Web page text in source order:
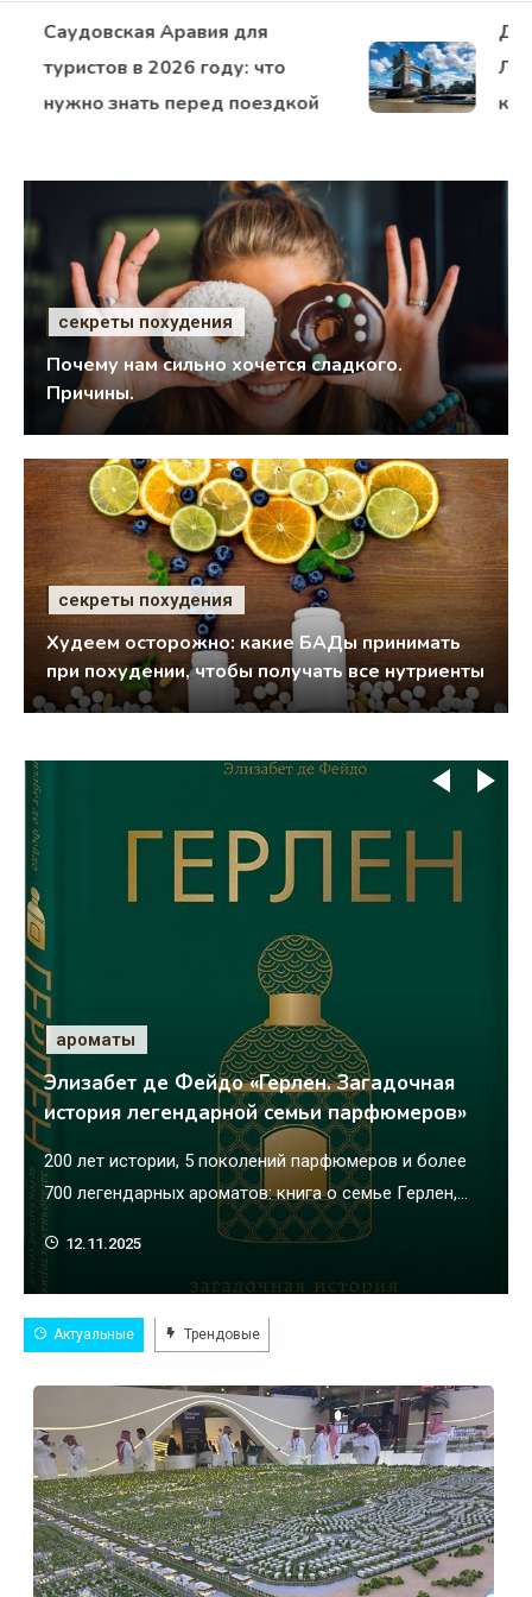
Худеем
Психология
Свадьба
Дом
Жизнь
Хобби
Красота
Недвижимость
Саудовская Аравия для
туристов в 2026 году: что
нужно знать перед поездкой
кто
секреты похудения
Почему нам сильно хочется сладкого.
Причины.
секреты похудения
Худеем осторожно: какие БАДы принимать
при похудении, чтобы получать все нутриенты
ароматы
Элизабет де Фейдо «Герлен. Загадочная
история легендарной семьи парфюмеров»
200 лет истории, 5 поколений парфюмеров и более
700 легендарных ароматов: книга о семье Герлен,
которая сумела превратить создание ароматов из
ремесла в искусство. Самая ожидаемая новинка
русскоязычного парфюмерного сообщества. «Слава
быстротечна, вечна лишь репутация», — говорил
основатель парфюмерного дома Герлен Пьер-
Франсуа-Паскаль. Поклонниками духов этого
бренда были принц Уэльский и королева Виктория,
Оноре де Бальзак…
12.11.2025
Актуальные Трендовые